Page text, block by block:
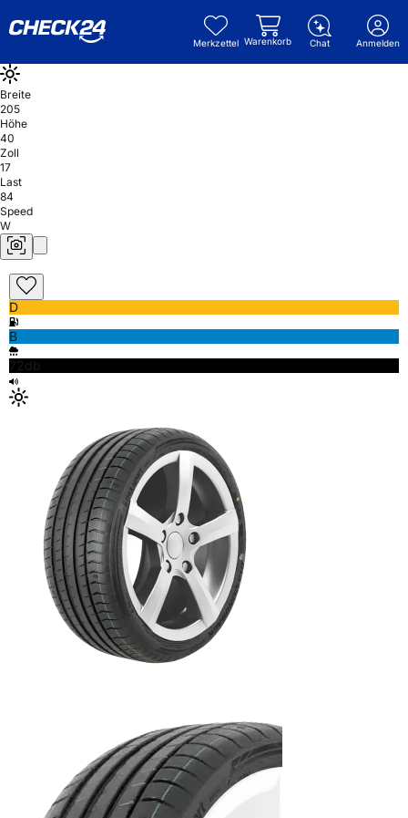
Merkzettel Warenkorb Chat Anmelden
Breite
205
Höhe
40
Zoll
17
Last
84
Speed
W
D
B
72db